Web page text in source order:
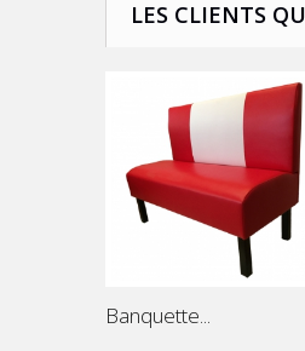
LES CLIENTS
Banquette...